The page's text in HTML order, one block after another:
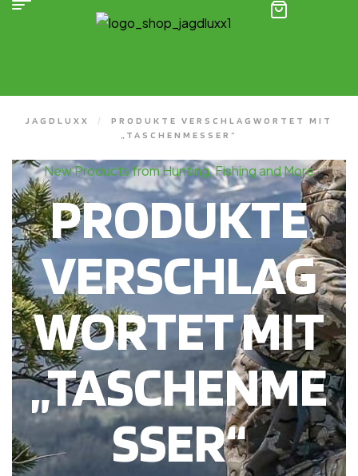
JAGDLUXX /
PRODUKTE VERSCHLAGWORTET MIT
„TASCHENMESSER“
New Products from Hunting, Fishing and More
PRODUKTE
VERSCHLAG
WORTET MIT
„TASCHENME
SSER“